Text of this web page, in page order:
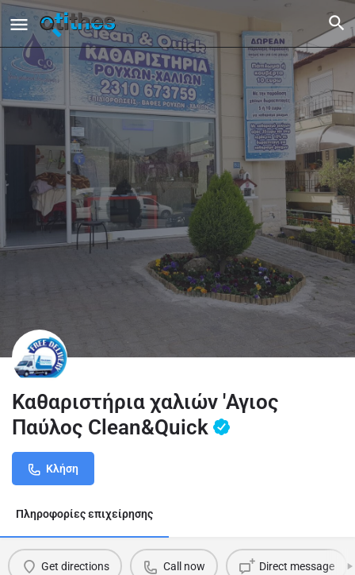
Καθαριστήρια χαλιών 'Αγιος
Παύλος Clean&Quick
Κλήση
Πληροφορίες επιχείρησης
Get directions Call now Direct message